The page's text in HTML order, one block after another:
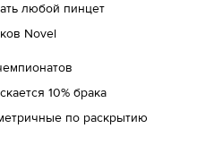
любой пинцет
Novel
10% брака
по раскрытию